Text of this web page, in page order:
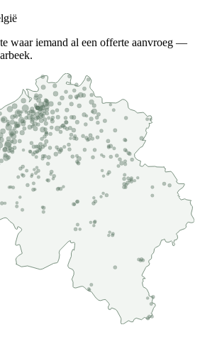
waar iemand al een offerte aanvroeg —